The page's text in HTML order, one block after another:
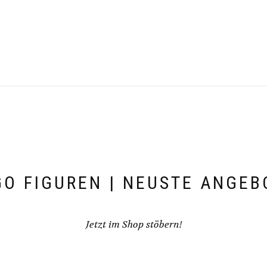
FIGUREN | NEUSTE
Jetzt im Shop stöbern!